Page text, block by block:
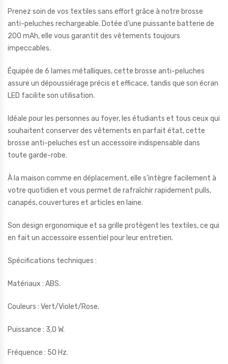
Prenez soin de vos textiles sans effort grâce à notre brosse
anti-peluches rechargeable. Dotée d’une puissante batterie de
200 mAh, elle vous garantit des vêtements toujours
impeccables.
Équipée de 6 lames métalliques, cette brosse anti-peluches
assure un dépoussiérage précis et efficace, tandis que son écran
LED facilite son utilisation.
Idéale pour les personnes au foyer, les étudiants et tous ceux qui
souhaitent conserver des vêtements en parfait état, cette
brosse anti-peluches est un accessoire indispensable dans
toute garde-robe.
À la maison comme en déplacement, elle s’intègre facilement à
votre quotidien et vous permet de rafraîchir rapidement pulls,
canapés, couvertures et articles en laine.
Son design ergonomique et sa grille protègent les textiles, ce qui
en fait un accessoire essentiel pour leur entretien.
Spécifications techniques :
Matériaux : ABS.
Couleurs : Vert/Violet/Rose.
Puissance : 3,0 W.
Fréquence : 50 Hz.